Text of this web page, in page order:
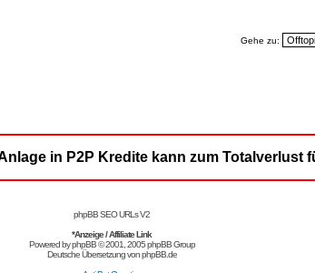
Gehe zu:
in P2P Kredite kann zum Totalverlust
phpBB SEO URLs V2
*Anzeige / Affiliate Link
Powered byphpBB© 2001, 2005 phpBB Group
Deutsche Übersetzung vonphpBB.de